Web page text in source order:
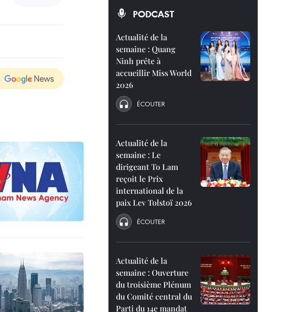
PODCAST
Actualité de la
semaine : Quang
Ninh prête à
accueillir Miss World
2026
ÉCOUTER
Actualité de la
semaine : Le
dirigeant To Lam
reçoit le Prix
international de la
paix Lev Tolstoï 2026
ÉCOUTER
Actualité de la
semaine : Ouverture
du troisième Plénum
du Comité central du
Parti du 14e mandat